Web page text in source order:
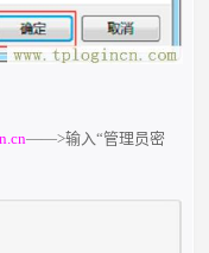
——>输入“管理员密